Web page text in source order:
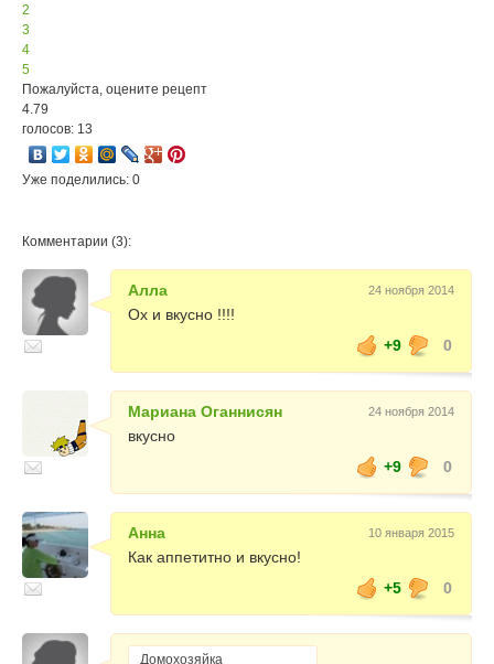
2
3
4
5
Пожалуйста, оцените рецепт
4.79
голосов: 13
Уже поделились: 0
Комментарии (3):
Алла 24 ноября 2014
Ох и вкусно !!!!
+9
0
Мариана Оганнисян 24 ноября 2014
вкусно
+9
0
Анна 10 января 2015
Как аппетитно и вкусно!
+5
0